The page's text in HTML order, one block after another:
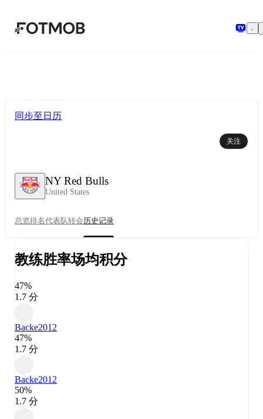
跳转到主要内容
NY Red Bulls
United States
同步至日历
关注
总览排名代表队转会历史记录
教练胜率场均积分
47%
1.7 分
Backe2012
47%
1.7 分
Backe2012
50%
1.7 分